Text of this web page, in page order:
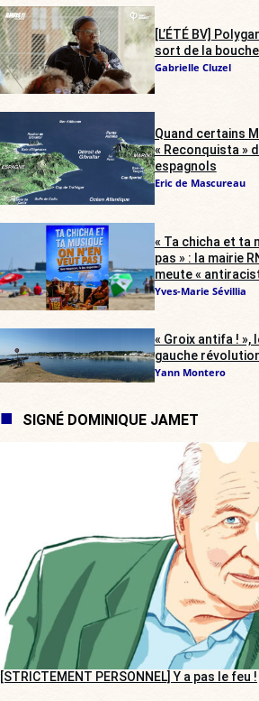
[L’ÉTÉ BV]
sort de la bouche
Gabrielle Cluzel
Quand certains
« Reconquista »
espagnols
Eric de Mascureau
« Ta chicha et ta
pas » : la mairie
meute «
Yves-Marie Sévillia
« Groix antifa ! »,
gauche
Yann Montero
SIGNÉ DOMINIQUE JAMET
[STRICTEMENT PERSONNEL] Y a pas le feu !